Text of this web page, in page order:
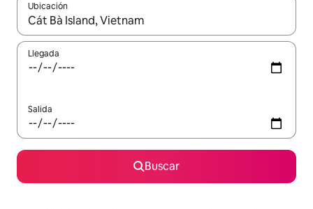
Ubicación
Cuando los resultados estén disponibles, navega con las
Llegada
Salida
Buscar